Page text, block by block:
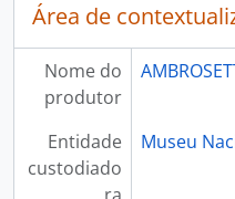
Área de
Nome do
produtor
Entidade
custodiado
Museu